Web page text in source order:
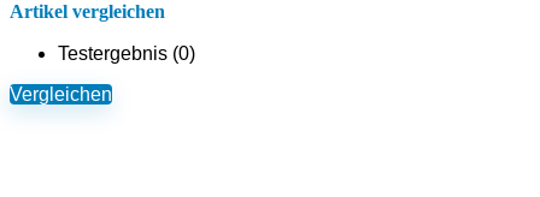
Artikel vergleichen
Testergebnis (0)
Vergleichen